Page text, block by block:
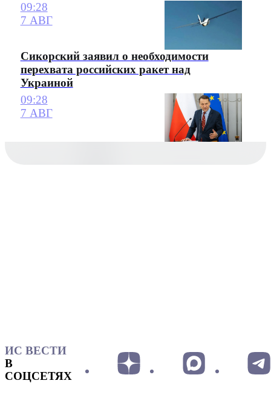
09:28
7 АВГ
Сикорский заявил о необходимости
перехвата российских ракет над
Украиной
09:28
7 АВГ
ИС ВЕСТИ
В
СОЦСЕТЯХ